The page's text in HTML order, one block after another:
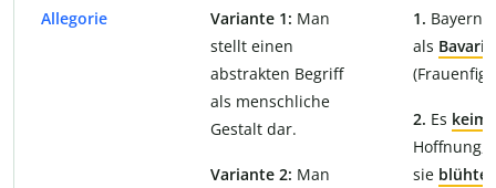
Allegorie Variante 1: Man
stellt einen
abstrakten Begriff
als menschliche
Gestalt dar.
Variante 2: Man
1. Bayern
als Bavaria
2. Es
Hoffnung,
sie blühte